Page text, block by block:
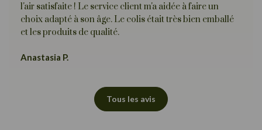
l'air satisfaite ! Le service client m'a aidée à faire un
choix adapté à son âge. Le colis était très bien emballé
et les produits de qualité.
Anastasia P.
Tous les avis